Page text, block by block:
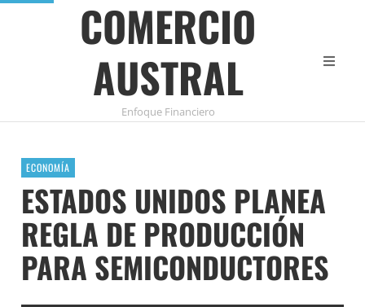
COMERCIO
AUSTRAL
Enfoque Financiero
ECONOMÍA
ESTADOS UNIDOS PLANEA
REGLA DE PRODUCCIÓN
PARA SEMICONDUCTORES